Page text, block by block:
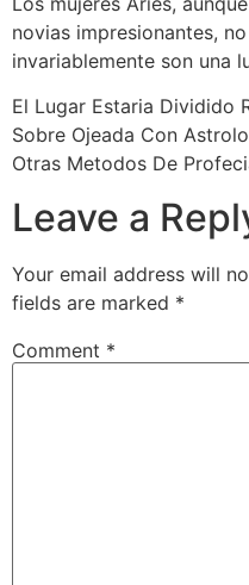
novias impresionantes,
invariablemente son una
El Lugar Estaria Dividido
Sobre Ojeada Con
Otras Metodos De
Leave a
Your email address will
fields are marked *
Comment *